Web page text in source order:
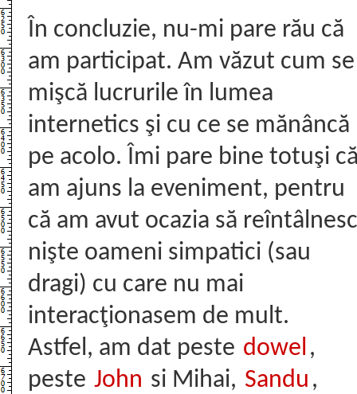
În concluzie, nu-mi pare rău că
am participat. Am văzut cum se
mişcă lucrurile în lumea
internetics şi cu ce se mănâncă
pe acolo. Îmi pare bine totuşi
am ajuns la eveniment, pentru
că am avut ocazia să reîntâlnesc
nişte oameni simpatici (sau
dragi) cu care nu mai
interacţionasem de mult.
Astfel, am dat peste dowel ,
peste John si Mihai, Sandu ,